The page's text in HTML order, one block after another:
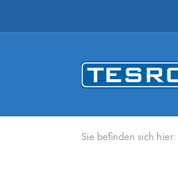
Sie befinden sich hier: